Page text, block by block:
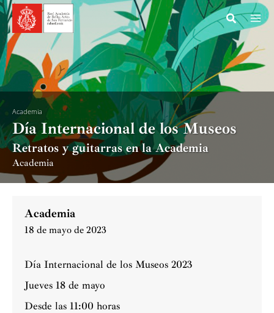
Ir
contenido
Academia
Día Internacional de los Museos
Retratos y guitarras en la Academia
Academia
Academia
18 de mayo de 2023
Día Internacional de los Museos 2023
Jueves 18 de mayo
Desde las 11:00 horas